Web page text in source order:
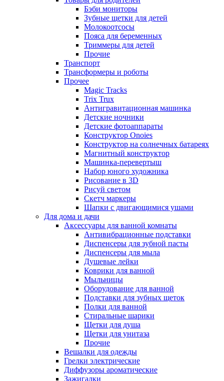
Бэби мониторы
Зубные щетки для детей
Молокоотсосы
Пояса для беременных
Триммеры для детей
Прочие
Транспорт
Трансформеры и роботы
Прочее
Magic Tracks
Trix Trux
Антигравитационная машинка
Детские ночники
Детские фотоаппараты
Конструктор Onoies
Конструктор на солнечных батареях
Магнитный конструктор
Машинка-перевертыш
Набор юного художника
Рисование в 3D
Рисуй светом
Скетч маркеры
Шапки с двигающимися ушами
Для дома и дачи
Аксессуары для ванной комнаты
Антивибрационные подставки
Диспенсеры для зубной пасты
Диспенсеры для мыла
Душевые лейки
Коврики для ванной
Мыльницы
Оборудование для ванной
Подставки для зубных щеток
Полки для ванной
Стиральные шарики
Щетки для душа
Щетки для унитаза
Прочие
Вешалки для одежды
Грелки электрические
Диффузоры ароматические
Зажигалки